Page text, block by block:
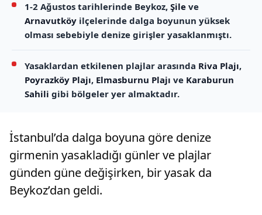
1-2 Ağustos tarihlerinde Beykoz, Şile ve
Arnavutköy ilçelerinde dalga boyunun yüksek
olması sebebiyle denize girişler yasaklanmıştı.
Yasaklardan etkilenen plajlar arasında Riva Plajı,
Poyrazköy Plajı, Elmasburnu Plajı ve Karaburun
Sahili gibi bölgeler yer almaktadır.
İstanbul’da dalga boyuna göre denize
girmenin yasakladığı günler ve plajlar
günden güne değişirken, bir yasak da
Beykoz’dan geldi.